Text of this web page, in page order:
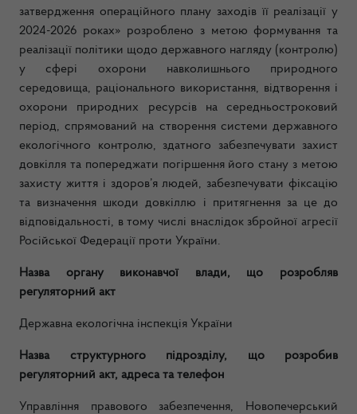
затвердження операційного плану заходів її реалізації у
2024-2026 роках» розроблено з метою формування та
реалізації політики щодо державного нагляду (контролю)
у сфері охорони навколишнього природного
середовища, раціонального використання, відтворення і
охорони природних ресурсів на середньостроковий
період, спрямований на створення системи державного
екологічного контролю, здатного забезпечувати захист
довкілля та попереджати погіршення його стану з метою
захисту життя і здоров’я людей, забезпечувати фіксацію
та визначення шкоди довкіллю і притягнення за це до
відповідальності, в тому числі внаслідок збройної агресії
Російської Федерації проти України.
Назва органу виконавчої влади, що розробляв
регуляторний акт
Державна екологічна інспекція України
Назва структурного підрозділу, що розробив
регуляторний акт, адреса та телефон
Управління правового забезпечення, Новопечерський